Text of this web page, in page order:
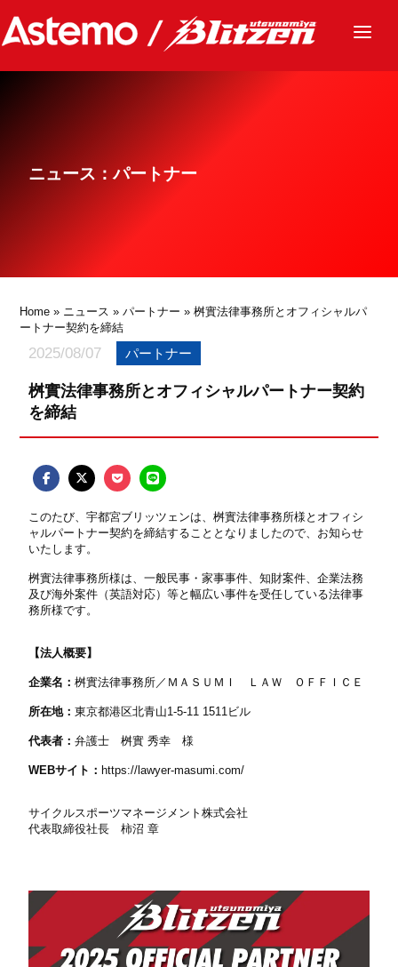
ニュース
グッズ
ニュース：パートナー
Home » ニュース »パートナー » 桝實法律事務所とオフィシャルパ
ートナー契約を締結
2025/08/07 パートナー
桝實法律事務所とオフィシャルパートナー契約
を締結
このたび、宇都宮ブリッツェンは、桝實法律事務所様とオフィシ
ャルパートナー契約を締結することとなりましたので、お知らせ
いたします。
桝實法律事務所様は、一般民事・家事事件、知財案件、企業法務
及び海外案件（英語対応）等と幅広い事件を受任している法律事
務所様です。
【法人概要】
企業名：桝實法律事務所／ＭＡＳＵＭＩ ＬＡＷ ＯＦＦＩＣＥ
所在地：東京都港区北青山1-5-11 1511ビル
代表者：弁護士 桝實 秀幸 様
WEBサイト： https://lawyer-masumi.com/
サイクルスポーツマネージメント株式会社
代表取締役社長 柿沼 章